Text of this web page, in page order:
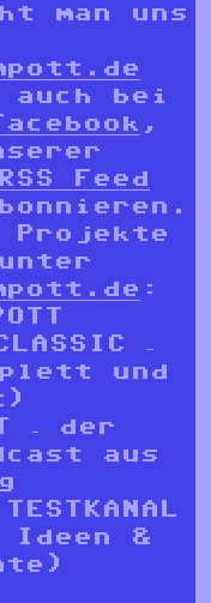
man uns
bei
,
RSS Feed
:
–
und
– der
aus
Ideen &